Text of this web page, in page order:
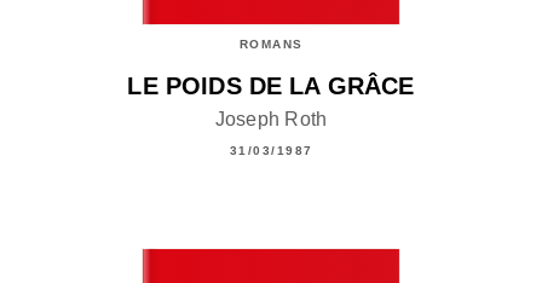
ROMANS
LE POIDS DE LA GRÂCE
Joseph Roth
31/03/1987